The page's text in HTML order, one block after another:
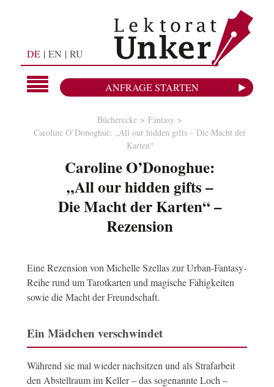
DE EN RU
ANFRAGE STARTEN
Bücherecke
Fantasy
Caroline O’Donoghue: „All our hidden gifts – Die Macht der
Karten“
Caroline O’Donoghue:
„All our hidden gifts –
Die Macht der Karten“ –
Rezension
Eine Rezension von Michelle Szellas zur Urban-Fantasy-
Reihe rund um Tarotkarten und magische Fähigkeiten
sowie die Macht der Freundschaft.
Ein Mädchen verschwindet
Während sie mal wieder nachsitzen und als Strafarbeit
den Abstellraum im Keller – das sogenannte Loch –